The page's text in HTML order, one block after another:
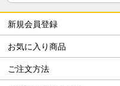
新規会員登録
お気に入り商品
ご注文方法